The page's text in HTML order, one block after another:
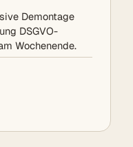
Demontage
DSGVO-
Wochenende.